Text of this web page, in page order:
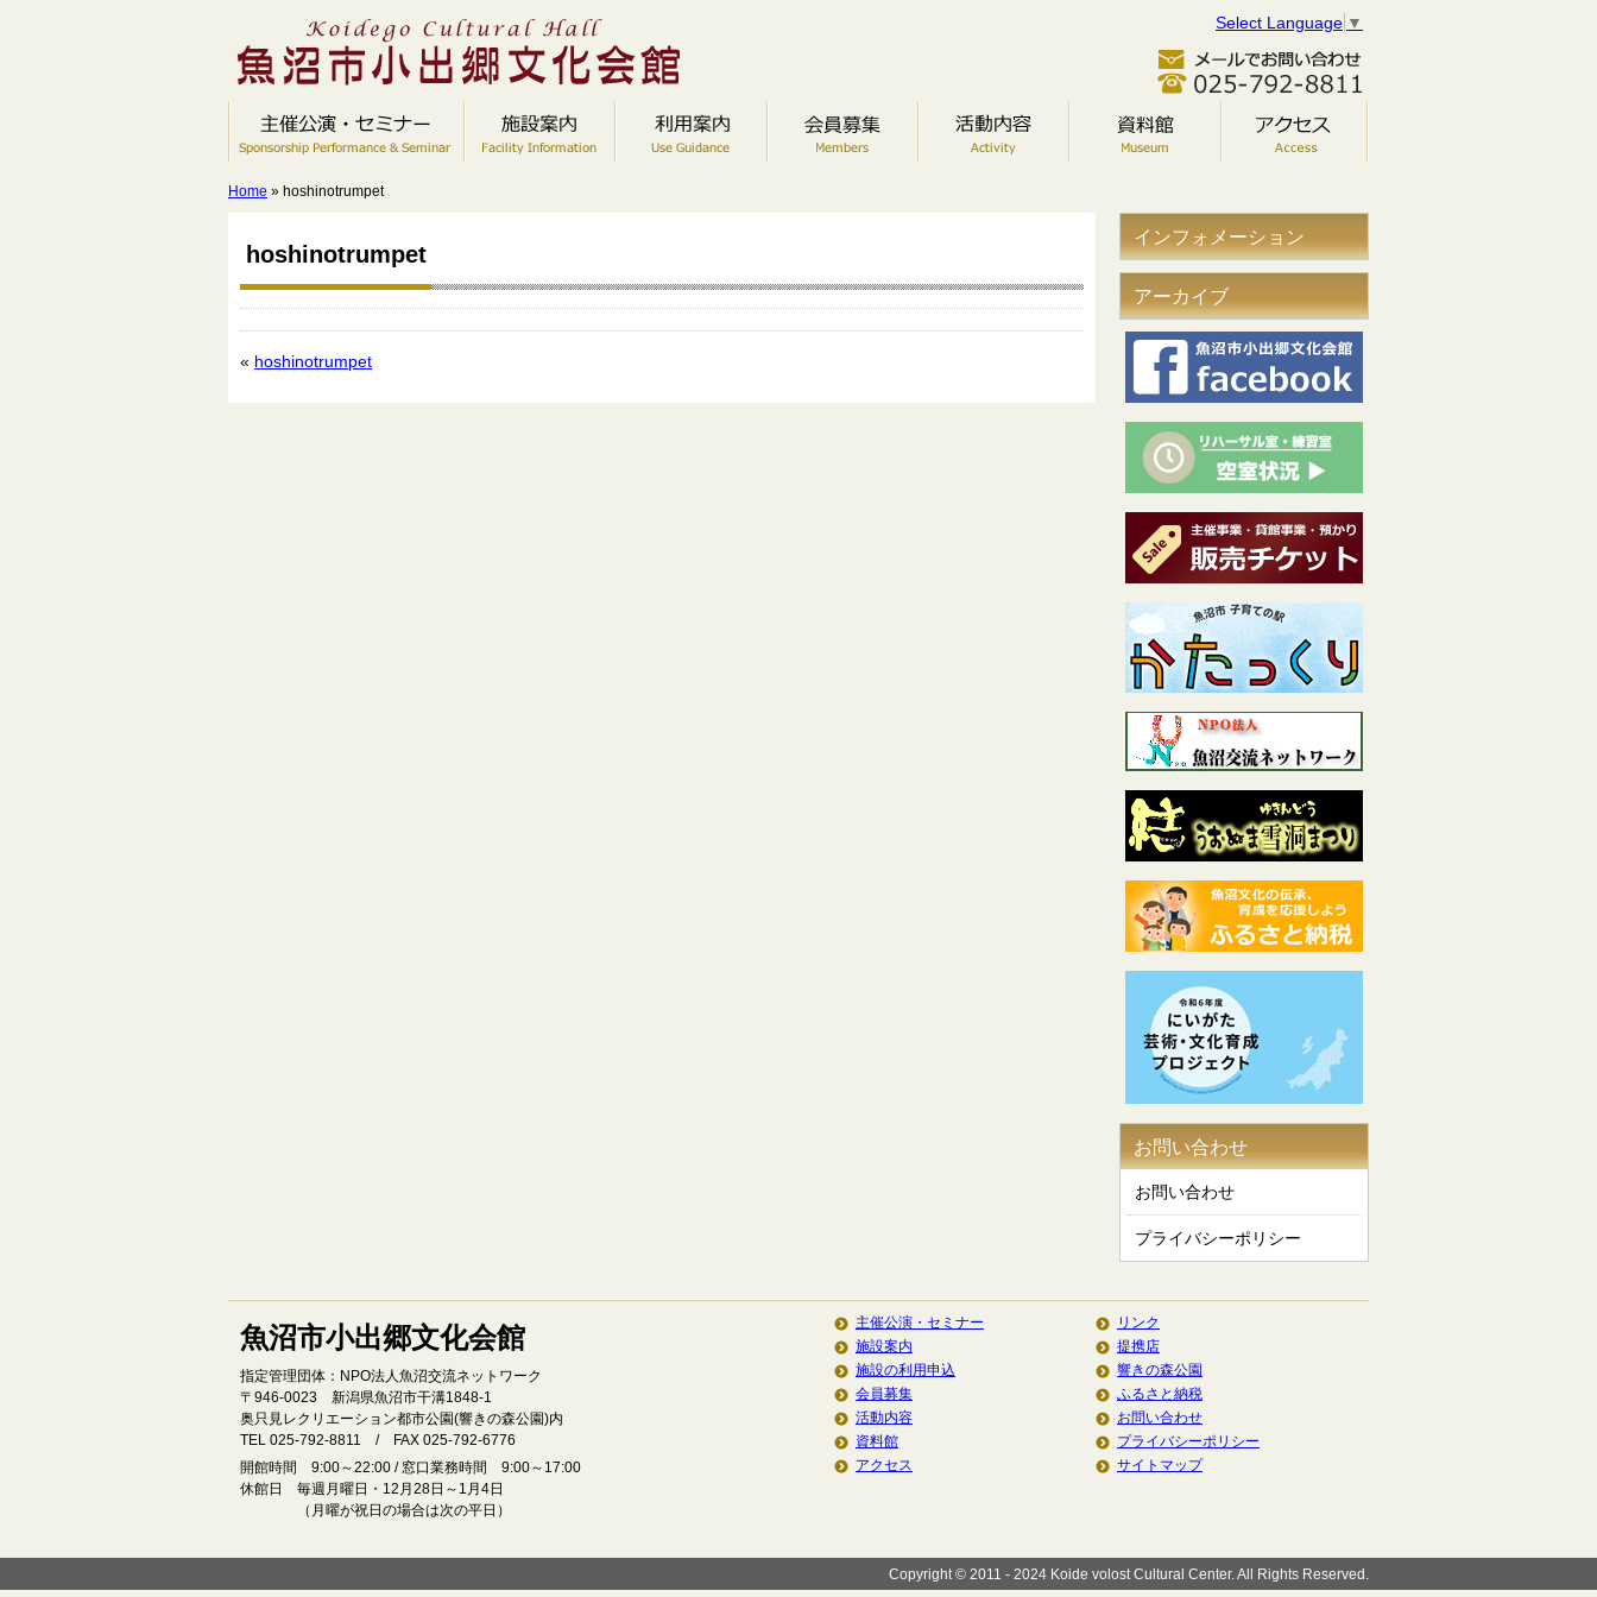
Select Language ▼
Home » hoshinotrumpet
hoshinotrumpet
« hoshinotrumpet
インフォメーション
アーカイブ
お問い合わせ
お問い合わせ
プライバシーポリシー
魚沼市小出郷文化会館
指定管理団体：NPO法人魚沼交流ネットワーク
〒946‐0023 新潟県魚沼市干溝1848‐1
奥只見レクリエーション都市公園(響きの森公園)内
TEL 025-792-8811 / FAX 025-792-6776
開館時間 9:00～22:00 / 窓口業務時間 9:00～17:00
休館日 毎週月曜日・12月28日～1月4日
（月曜が祝日の場合は次の平日）
主催公演・セミナー
施設案内
施設の利用申込
会員募集
活動内容
資料館
アクセス
リンク
提携店
響きの森公園
ふるさと納税
お問い合わせ
プライバシーポリシー
サイトマップ
Copyright © 2011 - 2024 Koide volost Cultural Center. All Rights Reserved.